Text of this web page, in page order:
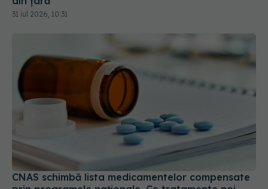
CNAS schimbă lista medicamentelor compensate
prin programele naționale. Ce tratamente noi
intră din august
31 iul 2026, 13:56